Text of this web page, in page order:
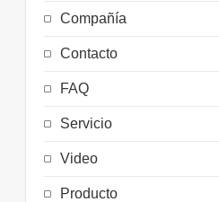
Compañía
Contacto
FAQ
Servicio
Video
Producto